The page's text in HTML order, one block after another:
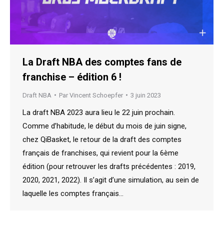
La Draft NBA des comptes fans de
franchise – édition 6 !
Draft NBA Par Vincent Schoepfer 3 juin 2023
La draft NBA 2023 aura lieu le 22 juin prochain.
Comme d’habitude, le début du mois de juin signe,
chez QiBasket, le retour de la draft des comptes
français de franchises, qui revient pour la 6ème
édition (pour retrouver les drafts précédentes : 2019,
2020, 2021, 2022). Il s’agit d’une simulation, au sein de
laquelle les comptes français…